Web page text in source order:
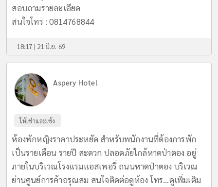
สอบถามรายละเอียด
สนใจโทร : 0814768844
18:17 | 21 มิ.ย. 69
Aspery Hotel
ให้เช่าและเซ้ง
ห้องพักหญิงราคาประหยัด สำหรับพนักงานที่ต้องการพัก
เป็นรายเดือน รายปี สะดวก ปลอดภัยใกล้หาดป่าตอง อยู่
ภายในบริเวณโรงแรมแอสเพอรี่ ถนนหาดป่าตอง บริเวณ
ย่านศูนย์การค้าอรุณสม สนใจติดต่อดูห้อง โทร...ดูเพิ่มเติม